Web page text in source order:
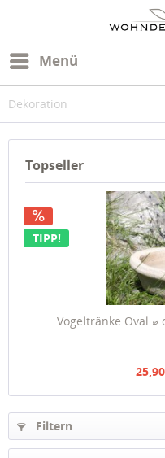
Menü
Dekoration
Topseller
TIPP!
Vogeltränke Oval ⌀
Filtern